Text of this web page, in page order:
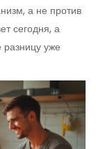
а не против
сегодня, а
разницу уже